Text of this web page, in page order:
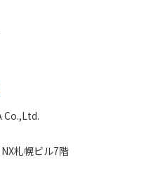
Co.,Ltd.
札幌ビル7階